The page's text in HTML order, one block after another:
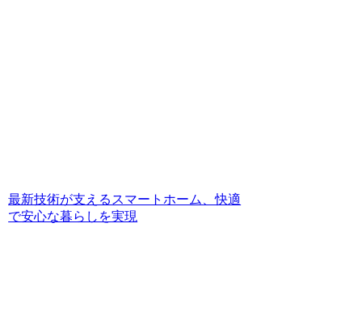
最新技術が支えるスマートホーム、快適
で安心な暮らしを実現